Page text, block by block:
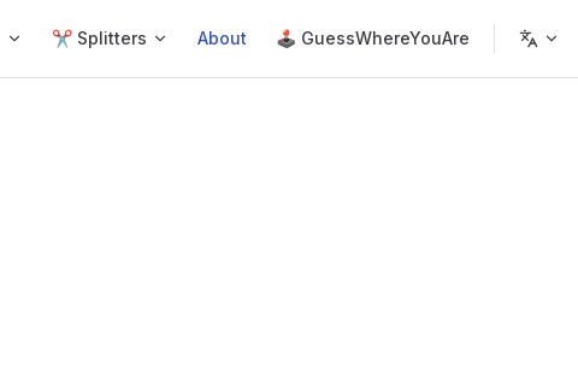
✂️ Splitters About 🕹 GuessWhereYouAre